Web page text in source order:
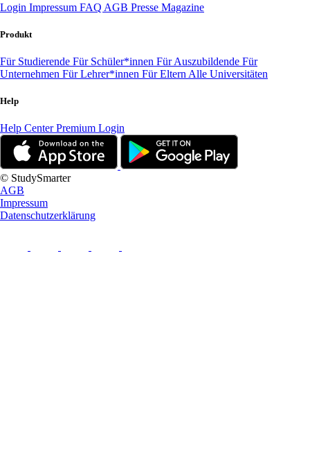
Login Impressum FAQ AGB Presse Magazine
Produkt
Für Studierende Für Schüler*innen Für Auszubildende Für
Unternehmen Für Lehrer*innen Für Eltern Alle Universitäten
Help
Help CenterPremium Login
© StudySmarter
AGB
Impressum
Datenschutzerklärung